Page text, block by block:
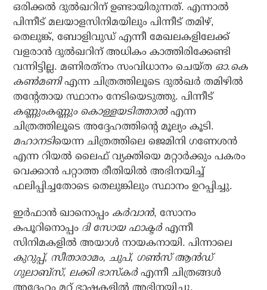
ഒരിക്കല്‍ ദുല്‍ഖറിന് ഉണ്ടായിരുന്നത്. എന്നാല്‍
പിന്നീട് മലയാളസിനിമയിലും പിന്നീട് തമിഴ്,
തെലുങ്ക്, ബോളിവുഡ് എന്നീ മേഖലകളിലേക്ക്
വളരാന്‍ ദുല്‍ഖറിന് അധികം കാത്തിരിക്കേണ്ടി
വന്നിട്ടില്ല. മണിരത്‌നം സംവിധാനം ചെയ്ത ഓ.കെ
കണ്‍മണിഎന്ന ചിത്രത്തിലൂടെ ദുല്‍ഖര്‍ തമിഴില്‍
തന്റേതായ സ്ഥാനം നേടിയെടുത്തു. പിന്നീട്
കണ്ണുംകണ്ണും കൊള്ളയടിത്താല്‍എന്ന
ചിത്രത്തിലൂടെ അദ്ദേഹത്തിന്റെ മൂല്യം കൂടി.
മഹാനടിയെന്ന ചിത്രത്തിലെ ജെമിനി ഗണേശന്‍
എന്ന റിയല്‍ ലൈഫ് വ്യക്തിയെ മറ്റാര്‍ക്കും പകരം
വെക്കാന്‍ പറ്റാത്ത രീതിയില്‍ അഭിനയിച്ച്
ഫലിപ്പിച്ചതോടെ തെലുങ്കിലും സ്ഥാനം ഉറപ്പിച്ചു.
ഇര്‍ഫാന്‍ ഖാനൊപ്പം കര്‍വാന്‍, സോനം
കപൂറിനൊപ്പം ദി സോയ ഫാക്ടര്‍എന്നീ
സിനിമകളില്‍ അയാള്‍ നായകനായി. പിന്നാലെ
കുറുപ്പ്, സീതാരാമം, ചുപ്, ഗണ്‍സ് ആന്‍ഡ്
ഗുലാബ്‌സ്, ലക്കി ഭാസ്‌കര്‍എന്നീ ചിത്രങ്ങള്‍
അദ്ദേഹം മറ്റ് ഭാഷകളില്‍ അഭിനയിച്ചു.